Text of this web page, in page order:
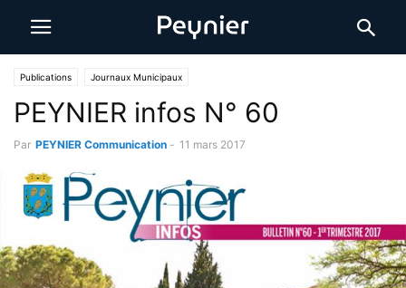
Publications Journaux Municipaux
PEYNIER infos N° 60
Par PEYNIER Communication - 11 mars 2017